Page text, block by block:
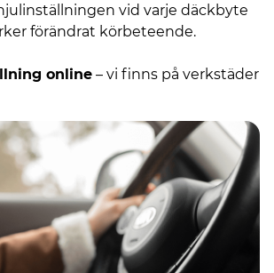
vid varje däckbyte
förändrat körbeteende.
online – vi finns på verkstäder